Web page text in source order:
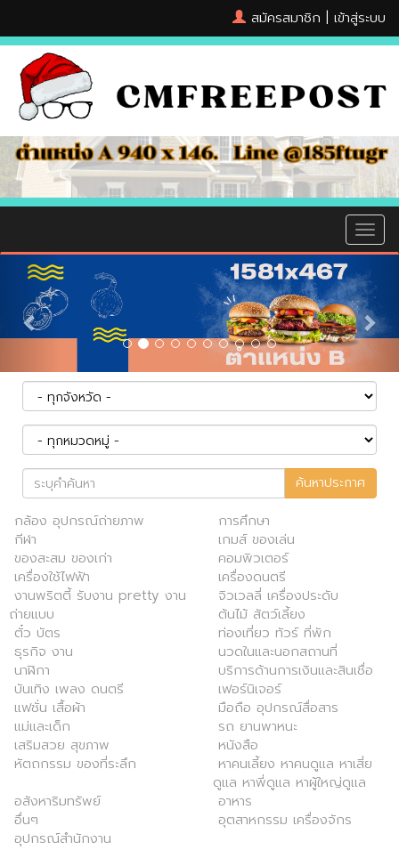
สมัครสมาชิก เข้าสู่ระบบ
MENU
ค้นหาประกาศ
กล้อง อุปกรณ์ถ่ายภาพ
การศึกษา
กีฬา
เกมส์ ของเล่น
ของสะสม ของเก่า
คอมพิวเตอร์
เครื่องใช้ไฟฟ้า
เครื่องดนตรี
งานพริตตี้ รับงาน pretty งาน
ถ่ายแบบ
จิวเวลลี่ เครื่องประดับ
ต้นไม้ สัตว์เลี้ยง
ตั๋ว บัตร
ท่องเที่ยว ทัวร์ ที่พัก
ธุรกิจ งาน
นวดในและนอกสถานที่
นาฬิกา
บริการด้านการเงินและสินเชื่อ
บันเทิง เพลง ดนตรี
เฟอร์นิเจอร์
แฟชั่น เสื้อผ้า
มือถือ อุปกรณ์สื่อสาร
แม่และเด็ก
รถ ยานพาหนะ
เสริมสวย สุขภาพ
หนังสือ
หัตถกรรม ของที่ระลึก
หาคนเลี้ยง หาคนดูแล หาเสี่ย
ดูแล หาพี่ดูแล หาผู้ใหญ่ดูแล
อสังหาริมทรัพย์
อาหาร
อื่นๆ
อุตสาหกรรม เครื่องจักร
อุปกรณ์สำนักงาน